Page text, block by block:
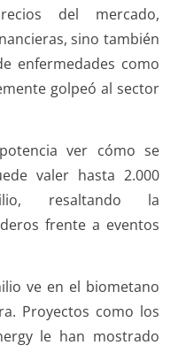
del mercado,
sino también
enfermedades como
golpeó al sector
ver cómo se
valer hasta 2.000
resaltando la
frente a eventos
ve en el biometano
Proyectos como los
le han mostrado